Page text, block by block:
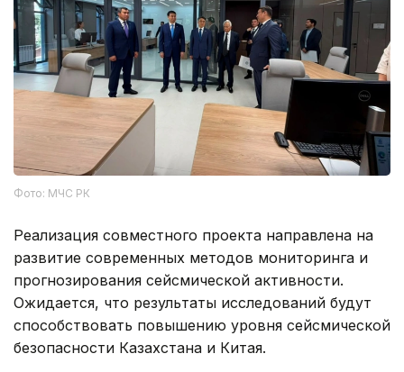
Фото: МЧС РК
Реализация совместного проекта направлена на
развитие современных методов мониторинга и
прогнозирования сейсмической активности.
Ожидается, что результаты исследований будут
способствовать повышению уровня сейсмической
безопасности Казахстана и Китая.